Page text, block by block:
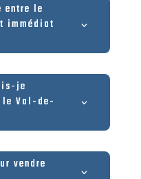
entre le
immédiat
je
le Val-de-
vendre